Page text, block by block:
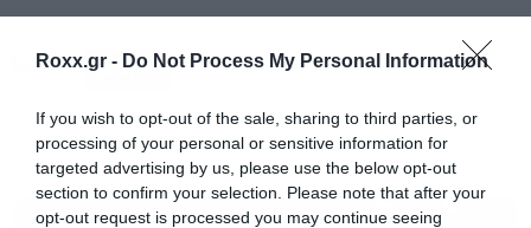
Roxx.gr - Do Not Process My Personal Information
If you wish to opt-out of the sale, sharing to third parties, or
processing of your personal or sensitive information for
targeted advertising by us, please use the below opt-out
section to confirm your selection. Please note that after your
opt-out request is processed you may continue seeing
τρία χρόνια όταν ο Jeff ήταν ακόμα μαζί μας.
Υπάρχει ένα τραγούδι που ηχογραφήσαμε
μαζί του και ήταν ολοκληρωμένο εκτός από τα
φωνητικά. Έτσι είμαστε τυχεροί που έχουμε
κάτι που το δουλέψαμε μαζί του»
Tags: SLAYER